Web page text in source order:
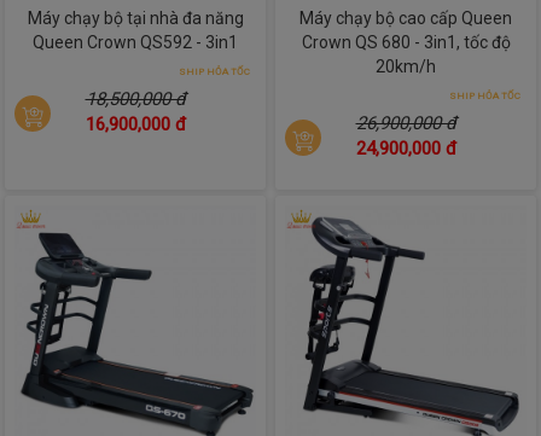
12 chương trình luyện tập chuyên nghiệp
Với 12 chương trình luyện tập chuyên nghiệp do các chuyên
gia hàng đầu nghiên cứu, giúp người dùng rèn luyện thể lực
theo lộ trình khoa học và hiệu quả. Mỗi chương trình được
thiết kế với mức độ cường độ khác nhau, từ đi bộ nhẹ nhàng,
Máy chạy bộ tại nhà đa năng
Queen Crown QS592 - 3in1
SHIP HỎA TỐC
18,500,000 đ
16,900,000 đ
Máy chạy bộ cao cấp Queen
Crown QS 680 - 3in1, tốc độ
20km/h
SHIP HỎA TỐC
26,900,000 đ
24,900,000 đ